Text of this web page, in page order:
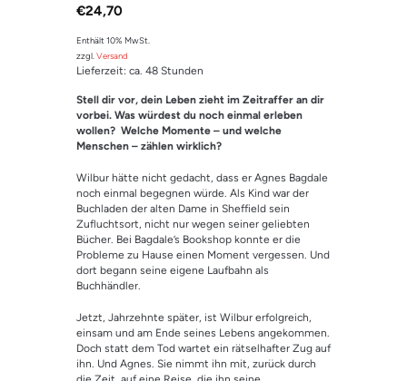
€24,70
Enthält 10% MwSt.
zzgl. Versand
Lieferzeit: ca. 48 Stunden
Stell dir vor, dein Leben zieht im Zeitraffer an dir
vorbei. Was würdest du noch einmal erleben
wollen? Welche Momente – und welche
Menschen – zählen wirklich?
Wilbur hätte nicht gedacht, dass er Agnes Bagdale
noch einmal begegnen würde. Als Kind war der
Buchladen der alten Dame in Sheffield sein
Zufluchtsort, nicht nur wegen seiner geliebten
Bücher. Bei Bagdale’s Bookshop konnte er die
Probleme zu Hause einen Moment vergessen. Und
dort begann seine eigene Laufbahn als
Buchhändler.
Jetzt, Jahrzehnte später, ist Wilbur erfolgreich,
einsam und am Ende seines Lebens angekommen.
Doch statt dem Tod wartet ein rätselhafter Zug auf
ihn. Und Agnes. Sie nimmt ihn mit, zurück durch